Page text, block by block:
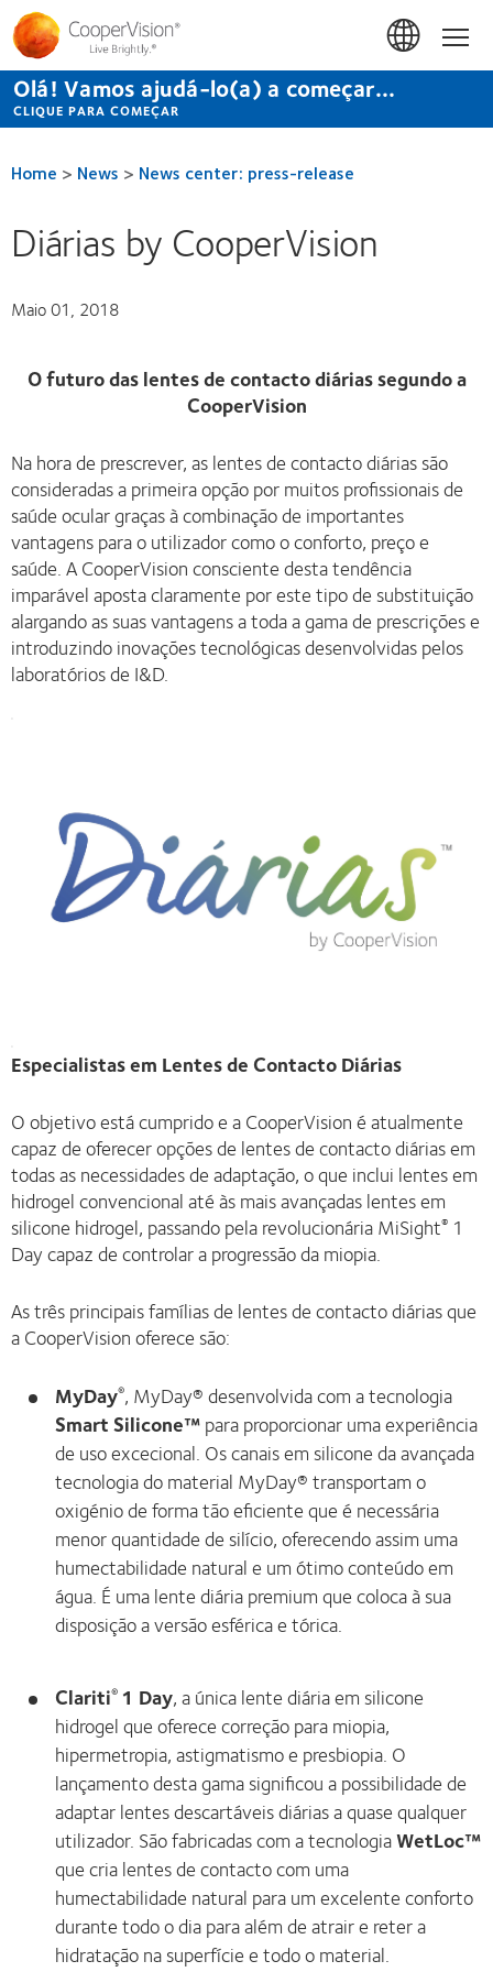
Passar
para
conteúdo
principal
Início
Olá! Vamos ajudá-lo(a) a começar...
CLIQUE PARA COMEÇAR
Home > News > News center: press-release
Diárias by CooperVision
Maio 01, 2018
O futuro das lentes de contacto diárias segundo a
CooperVision
Na hora de prescrever, as lentes de contacto diárias são
consideradas a primeira opção por muitos profissionais de
saúde ocular graças à combinação de importantes
vantagens para o utilizador como o conforto, preço e
saúde. A CooperVision consciente desta tendência
imparável aposta claramente por este tipo de substituição
alargando as suas vantagens a toda a gama de prescrições e
introduzindo inovações tecnológicas desenvolvidas pelos
laboratórios de I&D.
Especialistas em Lentes de Contacto Diárias
O objetivo está cumprido e a CooperVision é atualmente
capaz de oferecer opções de lentes de contacto diárias em
todas as necessidades de adaptação, o que inclui lentes em
hidrogel convencional até às mais avançadas lentes em
silicone hidrogel, passando pela revolucionária MiSight® 1
Day capaz de controlar a progressão da miopia.
As três principais famílias de lentes de contacto diárias que
a CooperVision oferece são:
MyDay®, MyDay® desenvolvida com a tecnologia
Smart Silicone™para proporcionar uma experiência
de uso excecional. Os canais em silicone da avançada
tecnologia do material MyDay® transportam o
oxigénio de forma tão eficiente que é necessária
menor quantidade de silício, oferecendo assim uma
humectabilidade natural e um ótimo conteúdo em
água. É uma lente diária premium que coloca à sua
disposição a versão esférica e tórica.
Clariti® 1 Day, a única lente diária em silicone
hidrogel que oferece correção para miopia,
hipermetropia, astigmatismo e presbiopia. O
lançamento desta gama significou a possibilidade de
adaptar lentes descartáveis diárias a quase qualquer
utilizador. São fabricadas com a tecnologiaWetLoc™
que cria lentes de contacto com uma
humectabilidade natural para um excelente conforto
durante todo o dia para além de atrair e reter a
hidratação na superfície e todo o material.